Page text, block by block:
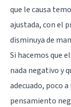
que le causa
ajustada, con el
disminuya de
Si hacemos que
nada negativo y
adecuado, poco
pensamiento